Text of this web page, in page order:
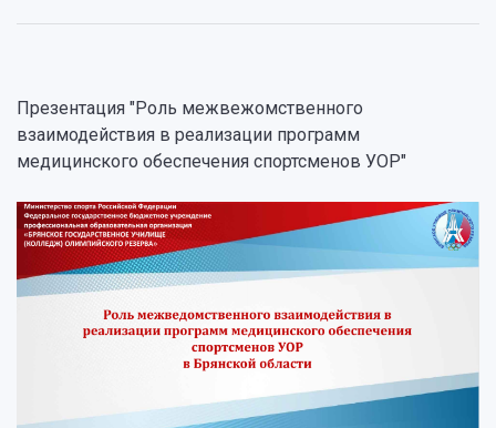
Презентация "Роль межвежомственного
взаимодействия в реализации программ
медицинского обеспечения спортсменов УОР"